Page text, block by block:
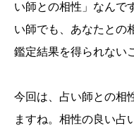
い師との相性」なんで
い師でも、あなたとの
鑑定結果を得られない
今回は、占い師との相
ますね。相性の良い占